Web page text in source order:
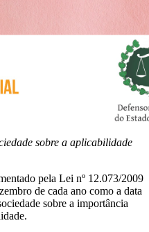
sobre a aplicabilidade
pela Lei nº 12.073/2009
de cada ano como a data
sobre a importância